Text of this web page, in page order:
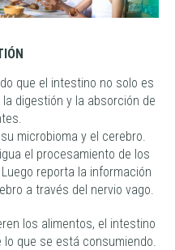
que el intestino no solo es
digestión y la absorción de
microbioma y el cerebro.
el procesamiento de los
reporta la información
a través del nervio vago.
los alimentos, el intestino
que se está consumiendo.